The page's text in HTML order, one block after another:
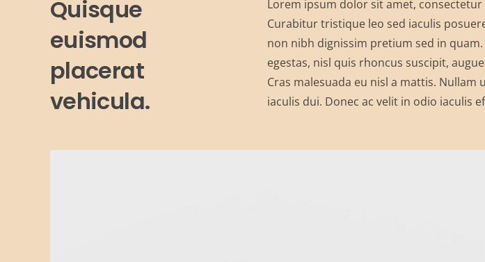
Quisque
euismod
placerat
vehicula.
Lorem ipsum dolor sit amet,
Curabitur tristique leo sed iaculis
non nibh dignissim pretium sed in
egestas, nisl quis rhoncus suscipit,
Cras malesuada eu nisl a mattis.
iaculis dui. Donec ac velit in odio iaculis